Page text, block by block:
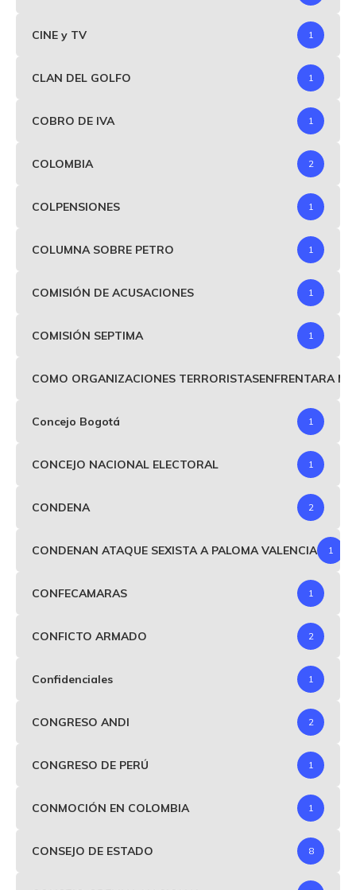
CINE y TV 1
CLAN DEL GOLFO 1
COBRO DE IVA 1
COLOMBIA 2
COLPENSIONES 1
COLUMNA SOBRE PETRO 1
COMISIÓN DE ACUSACIONES 1
COMISIÓN SEPTIMA 1
COMO ORGANIZACIONES TERRORISTASENFRENTARA
Concejo Bogotá 1
CONCEJO NACIONAL ELECTORAL 1
CONDENA 2
CONDENAN ATAQUE SEXISTA A PALOMA VALENCIA 1
CONFECAMARAS 1
CONFICTO ARMADO 2
Confidenciales 1
CONGRESO ANDI 2
CONGRESO DE PERÚ 1
CONMOCIÓN EN COLOMBIA 1
CONSEJO DE ESTADO 8